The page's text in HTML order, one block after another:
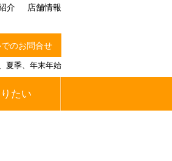
介 店舗情報
でのお問合せ
夏季、年末年始
たい